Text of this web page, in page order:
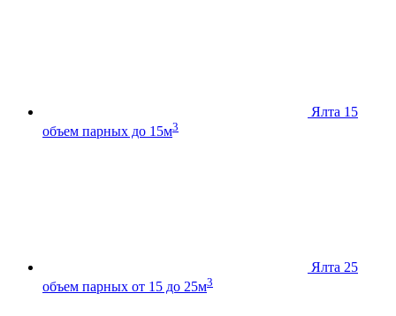
Ялта 15
объем парных до 15м3
Ялта 25
объем парных от 15 до 25м3